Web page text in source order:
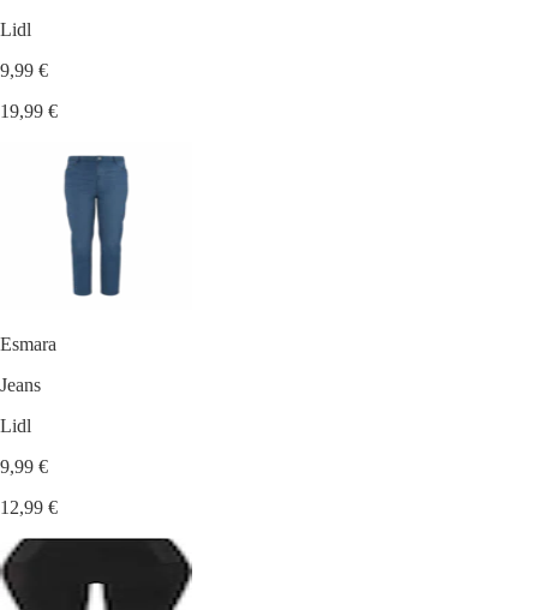
Lidl
9,99 €
19,99 €
Esmara
Jeans
Lidl
9,99 €
12,99 €